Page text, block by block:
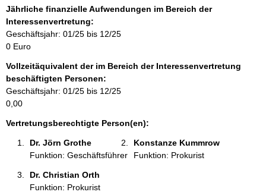
f
o
r
m
t
i
o
n
e
Jährliche finanzielle Aufwendungen im Bereich der
Interessenvertretung:
Geschäftsjahr: 01/25 bis 12/25
0 Euro
Vollzeitäquivalent der im Bereich der Interessenvertretung
beschäftigten Personen:
Geschäftsjahr: 01/25 bis 12/25
0,00
Vertretungsberechtigte Person(en):
Dr. Jörn Grothe
Funktion: Geschäftsführer
Konstanze Kummrow
Funktion: Prokurist
Dr. Christian Orth
Funktion: Prokurist